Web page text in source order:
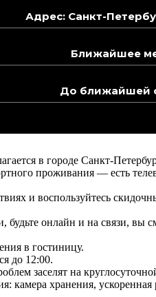
Адрес: Санкт-
Ближайшее
До ближайшей
в городе Санкт-
проживания — есть
и воспользуйтесь
онлайн и на связи, вы
в гостиницу.
до 12:00.
заселят на
хранения, ускоренная